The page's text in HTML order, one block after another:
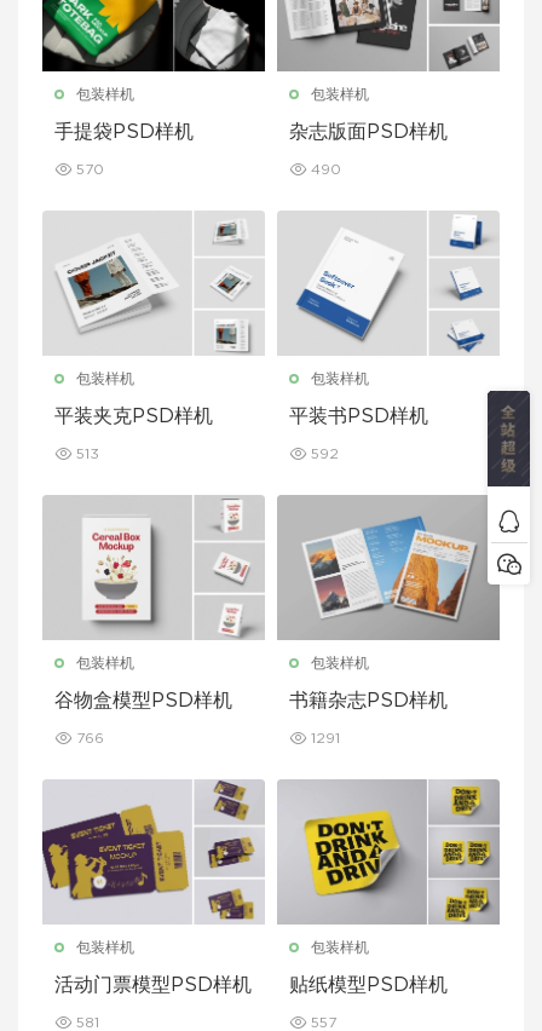
包装样机
手提袋PSD样机
570
包装样机
杂志版面PSD样机
490
包装样机
平装夹克PSD样机
513
包装样机
平装书PSD样机
592
包装样机
谷物盒模型PSD样机
766
包装样机
书籍杂志PSD样机
1291
包装样机
活动门票模型PSD样机
581
包装样机
贴纸模型PSD样机
557